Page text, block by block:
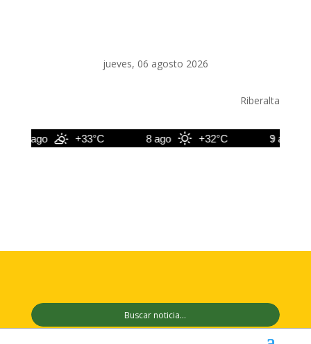
jueves, 06 agosto 2026
Riberalta
7 ago +33°C 8 ago +32°C 9 ago